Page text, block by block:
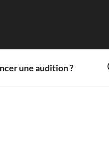
une audition ?